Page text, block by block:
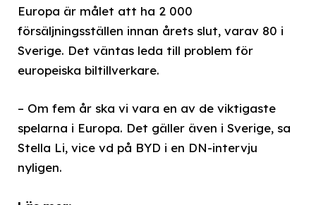
Europa är målet att ha 2 000
försäljningsställen innan årets slut, varav 80 i
Sverige. Det väntas leda till problem för
europeiska biltillverkare.
– Om fem år ska vi vara en av de viktigaste
spelarna i Europa. Det gäller även i Sverige, sa
Stella Li, vice vd på BYD i en DN-intervju
nyligen.